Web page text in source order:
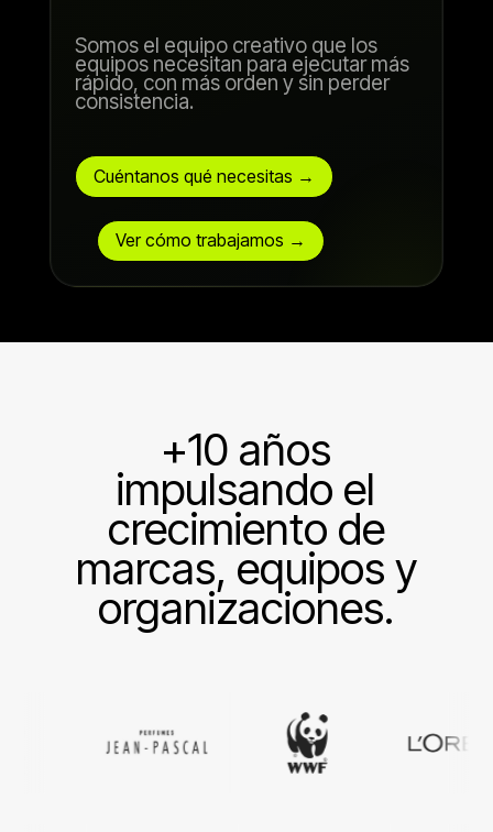
Somos el equipo creativo que los
equipos necesitan para ejecutar más
rápido, con más orden y sin perder
consistencia.
Cuéntanos qué necesitas →
Ver cómo trabajamos →
+10 años
impulsando el
crecimiento de
marcas, equipos y
organizaciones.